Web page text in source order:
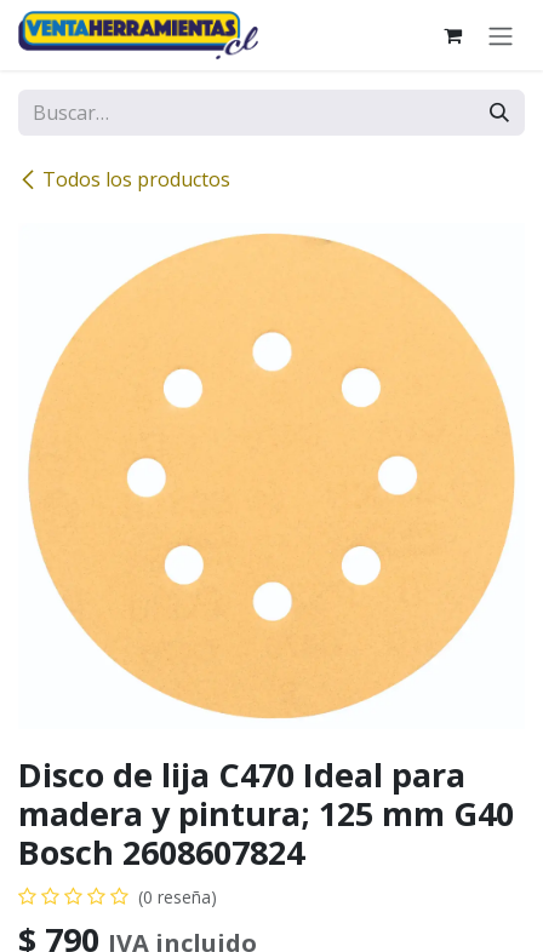
Ir al contenido
Todos los productos
Disco de lija C470 Ideal para
madera y pintura; 125 mm G40
Bosch 2608607824
(0 reseña)
$ 790 IVA incluido